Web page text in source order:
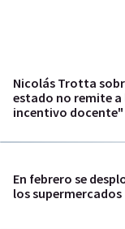
Nicolás Trotta
estado no remite a
incentivo docente"
En febrero se
los supermercados